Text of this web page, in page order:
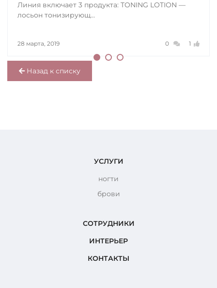
Линия включает 3 продукта: TONING LOTION —
лосьон тонизирующ...
28 марта, 2019 0 1
Назад к списку
УСЛУГИ
ногти
брови
СОТРУДНИКИ
ИНТЕРЬЕР
КОНТАКТЫ